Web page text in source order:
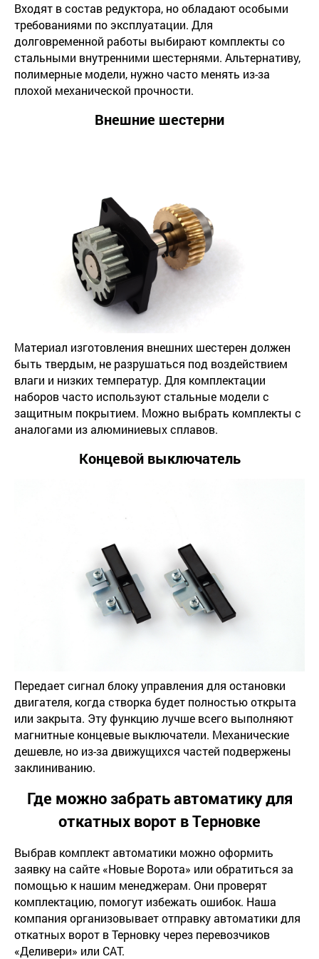
Входят в состав редуктора, но обладают особыми
требованиями по эксплуатации. Для
долговременной работы выбирают комплекты со
стальными внутренними шестернями. Альтернативу,
полимерные модели, нужно часто менять из-за
плохой механической прочности.
Внешние шестерни
Материал изготовления внешних шестерен должен
быть твердым, не разрушаться под воздействием
влаги и низких температур. Для комплектации
наборов часто используют стальные модели с
защитным покрытием. Можно выбрать комплекты с
аналогами из алюминиевых сплавов.
Концевой выключатель
Передает сигнал блоку управления для остановки
двигателя, когда створка будет полностью открыта
или закрыта. Эту функцию лучше всего выполняют
магнитные концевые выключатели. Механические
дешевле, но из-за движущихся частей подвержены
заклиниванию.
Где можно забрать автоматику для
откатных ворот в Терновке
Выбрав комплект автоматики можно оформить
заявку на сайте «Новые Ворота» или обратиться за
помощью к нашим менеджерам. Они проверят
комплектацию, помогут избежать ошибок. Наша
компания организовывает отправку автоматики для
откатных ворот в Терновку через перевозчиков
«Деливери» или САТ.